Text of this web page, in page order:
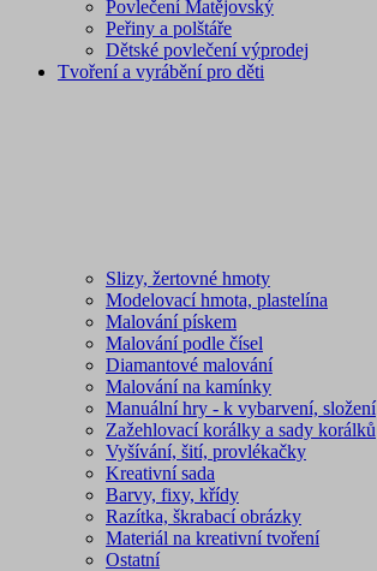
Povlečení Matějovský
Peřiny a polštáře
Dětské povlečení výprodej
Tvoření a vyrábění pro děti
Slizy, žertovné hmoty
Modelovací hmota, plastelína
Malování pískem
Malování podle čísel
Diamantové malování
Malování na kamínky
Manuální hry - k vybarvení, složení
Zažehlovací korálky a sady korálků
Vyšívání, šití, provlékačky
Kreativní sada
Barvy, fixy, křídy
Razítka, škrabací obrázky
Materiál na kreativní tvoření
Ostatní